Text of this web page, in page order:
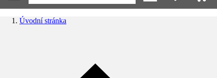
Úvodní stránka